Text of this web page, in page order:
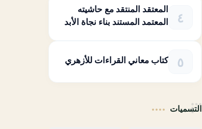
المعتقد المنتقد مع حاشيته
المعتمد المستند بناء نجاة الأبد
كتاب معاني القراءات للأزهري
التسميات